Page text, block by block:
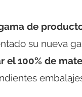
de
su nueva
el 100% de